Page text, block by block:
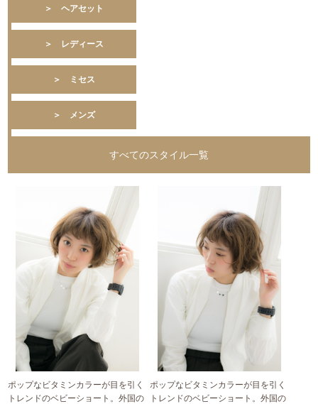
＞ ヘアセット
＞ レディース
＞ ミセス
＞ メンズ
すべてのスタイル一覧
ポップなビタミンカラーが目を引く
トレンドのベビーショート。外国の
ポップなビタミンカラーが目を引く
トレンドのベビーショート。外国の